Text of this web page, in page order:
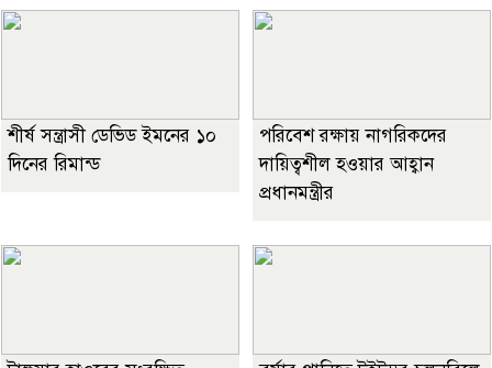
শীর্ষ সন্ত্রাসী ডেভিড ইমনের ১০
দিনের রিমান্ড
পরিবেশ রক্ষায় নাগরিকদের
দায়িত্বশীল হওয়ার আহ্বান
প্রধানমন্ত্রীর